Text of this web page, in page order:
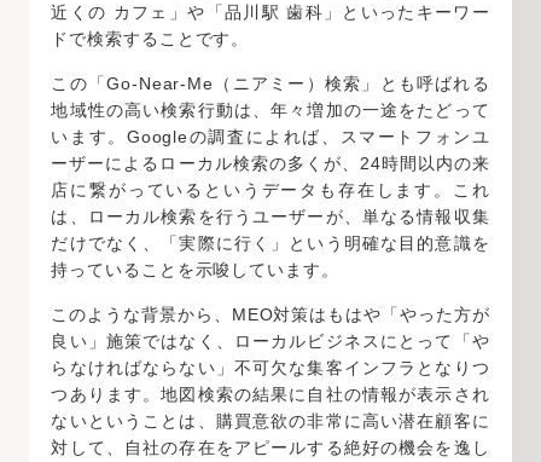
近くの カフェ」や「品川駅 歯科」といったキーワー
ドで検索することです。
この「Go-Near-Me（ニアミー）検索」とも呼ばれる
地域性の高い検索行動は、年々増加の一途をたどって
います。Googleの調査によれば、スマートフォンユ
ーザーによるローカル検索の多くが、24時間以内の来
店に繋がっているというデータも存在します。これ
は、ローカル検索を行うユーザーが、単なる情報収集
だけでなく、「実際に行く」という明確な目的意識を
持っていることを示唆しています。
このような背景から、MEO対策はもはや「やった方が
良い」施策ではなく、ローカルビジネスにとって「や
らなければならない」不可欠な集客インフラとなりつ
つあります。地図検索の結果に自社の情報が表示され
ないということは、購買意欲の非常に高い潜在顧客に
対して、自社の存在をアピールする絶好の機会を逸し